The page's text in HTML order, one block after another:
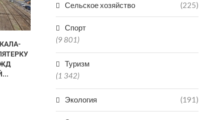
В ДАГЕСТАНЕ НА 60%
ВЫПОЛНЕН РЕМОНТ
УЧАСТКА ДОРОГИ...
01.08.2026
Сельское хозяйство (225)
Спорт
(9 801)
Туризм
(1 342)
Экология (191)